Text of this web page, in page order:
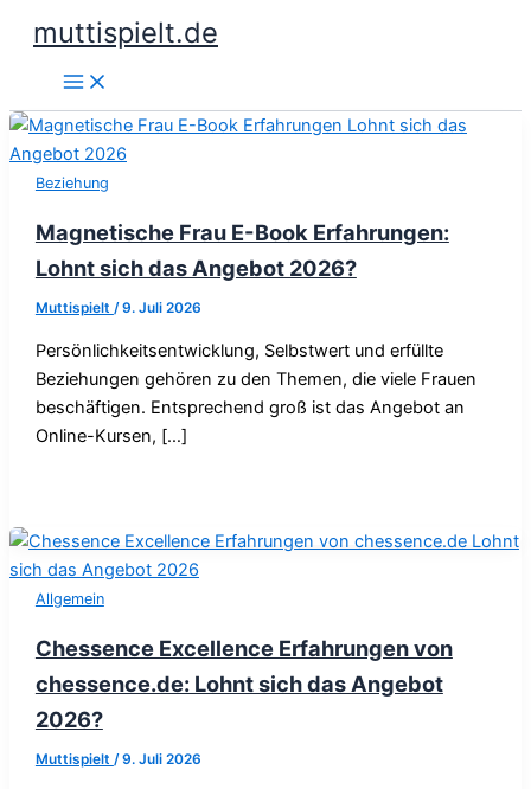
Zum
Inhalt
springen
muttispielt.de
Beziehung
Magnetische Frau E-Book Erfahrungen:
Lohnt sich das Angebot 2026?
Muttispielt /9. Juli 2026
Persönlichkeitsentwicklung, Selbstwert und erfüllte
Beziehungen gehören zu den Themen, die viele Frauen
beschäftigen. Entsprechend groß ist das Angebot an
Online-Kursen, […]
Allgemein
Chessence Excellence Erfahrungen von
chessence.de: Lohnt sich das Angebot
2026?
Muttispielt /9. Juli 2026